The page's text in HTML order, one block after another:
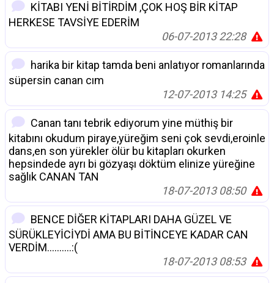
KİTABI YENİ BİTİRDİM ,ÇOK HOŞ BİR KİTAP
HERKESE TAVSİYE EDERİM
06-07-2013 22:28
harika bir kitap tamda beni anlatıyor romanlarında
süpersin canan cım
12-07-2013 14:25
Canan tanı tebrik ediyorum yine müthiş bir
kitabını okudum piraye,yüreğim seni çok sevdi,eroinle
dans,en son yürekler ölür bu kitapları okurken
hepsindede ayrı bi gözyaşı döktüm elinize yüreğine
sağlık CANAN TAN
18-07-2013 08:50
BENCE DİĞER KİTAPLARI DAHA GÜZEL VE
SÜRÜKLEYİCİYDİ AMA BU BİTİNCEYE KADAR CAN
VERDİM..........:(
18-07-2013 08:53